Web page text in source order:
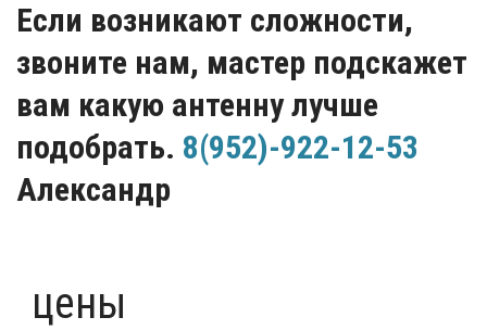
Если возникают сложности,
звоните нам, мастер подскажет
вам какую антенну лучше
подобрать.
Александр
цены